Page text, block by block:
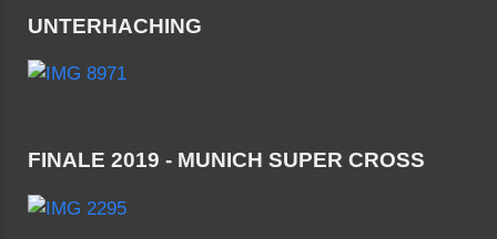
UNTERHACHING
FINALE 2019 - MUNICH SUPER CROSS